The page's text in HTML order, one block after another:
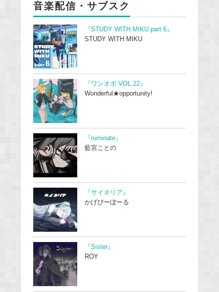
音楽配信・サブスク
『STUDY WITH MIKU part 6』
STUDY WITH MIKU
『ワンオポ VOL.22』
Wonderful★opportunity!
『ruminate』
藍宮ことの
『サイネリア』
かげぴーぼーる
『Sister』
ROY